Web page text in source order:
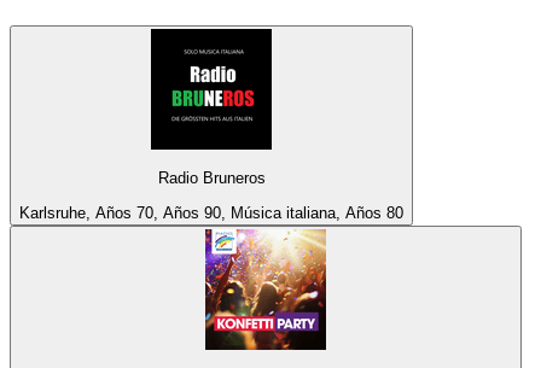
Radio Bruneros
Karlsruhe, Años 70, Años 90, Música italiana, Años 80